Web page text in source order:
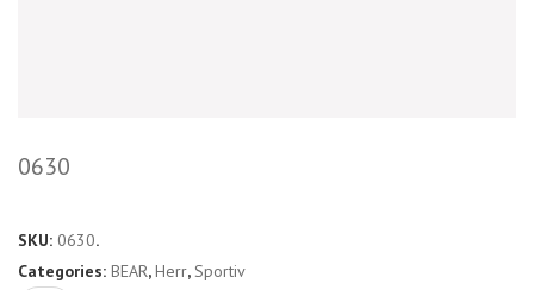
0630
SKU: 0630.
Categories: BEAR,Herr,Sportiv